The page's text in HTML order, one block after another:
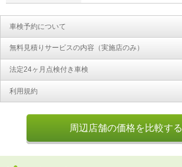
車検予約について
無料見積りサービスの内容（実施店のみ）
法定24ヶ月点検付き車検
利用規約
周辺店舗の価格を比較する